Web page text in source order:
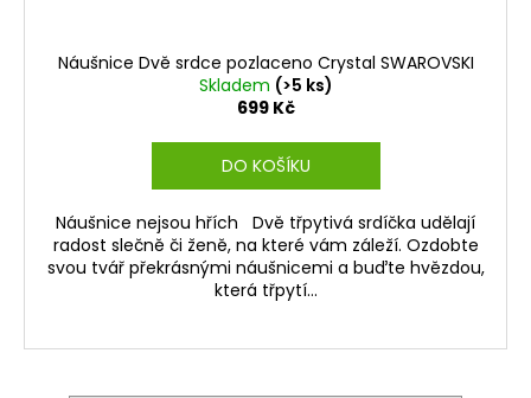
Náušnice Dvě srdce pozlaceno Crystal SWAROVSKI
Skladem (>5 ks)
699 Kč
DO KOŠÍKU
Náušnice nejsou hřích Dvě třpytivá srdíčka udělají
radost slečně či ženě, na které vám záleží. Ozdobte
svou tvář překrásnými náušnicemi a buďte hvězdou,
která třpytí...